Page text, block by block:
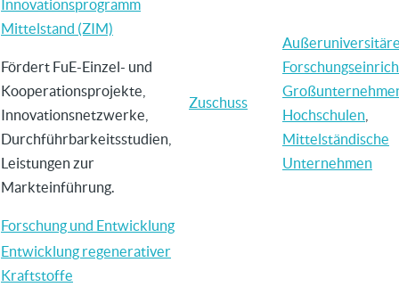
Innovationsprogramm
Mittelstand (ZIM)
Fördert FuE-Einzel- und
Kooperationsprojekte,
Innovationsnetzwerke,
Durchführbarkeitsstudien,
Leistungen zur
Markteinführung.
Forschung und Entwicklung
Zuschuss
Hochschulen
Mittelständische
Unternehmen
Entwicklung regenerativer
Kraftstoffe